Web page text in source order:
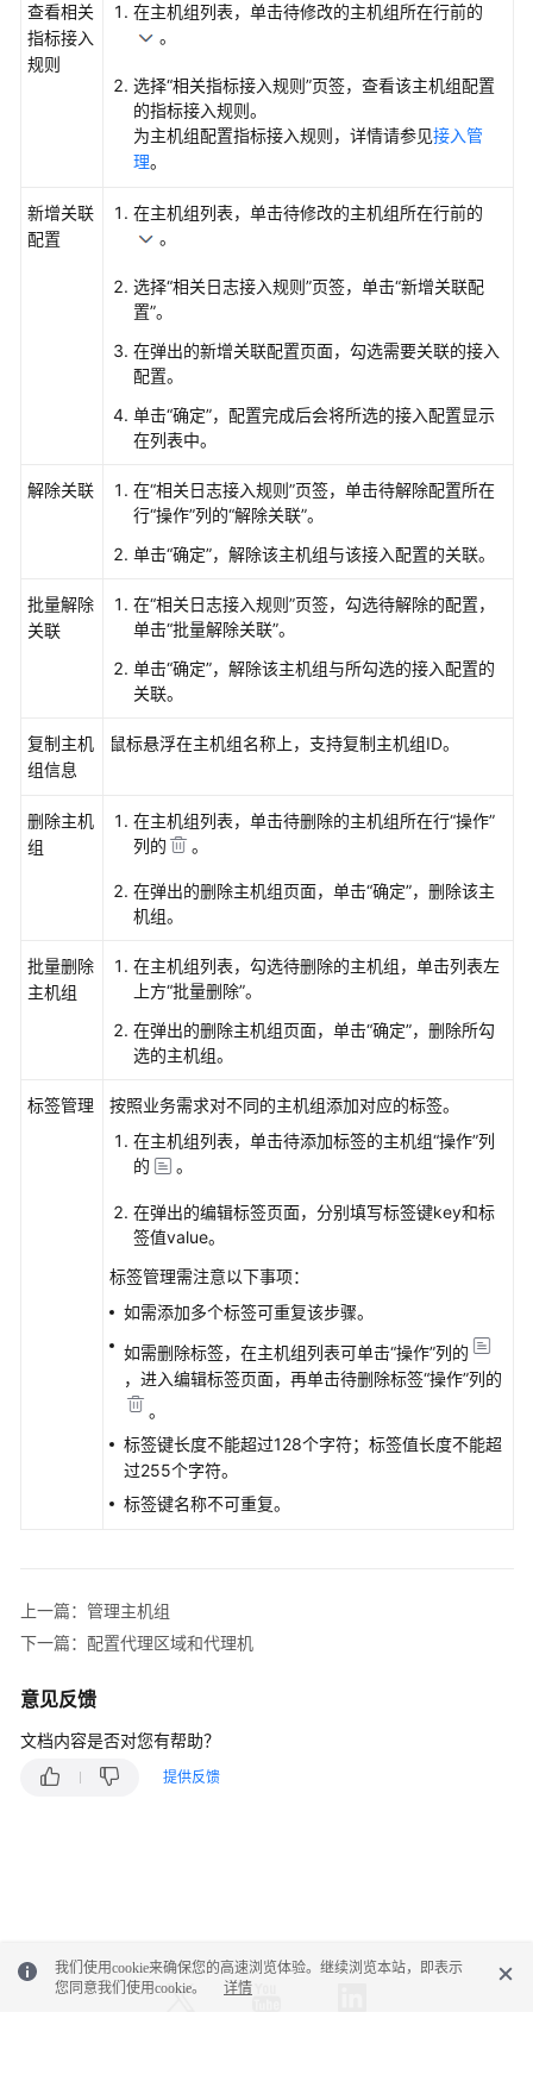
和
ICAgent
件
管
理
主
管
主
机
组
（新
配
置
理
区
和
代
机
查
看
作
日
服
入
源
系
统
入
AOM
自
定
义
入
日
志
查看相关
指标接入
规则
在主机组列表，单击待修改的主机组所在行前的
。
选择“相关指标接入规则”页签，查看该主机组配置
的指标接入规则。
为主机组配置指标接入规则，详情请参见接入管
理。
新增关联
配置
在主机组列表，单击待修改的主机组所在行前的
。
选择“相关日志接入规则”页签，单击“新增关联配
置”。
在弹出的新增关联配置页面，勾选需要关联的接入
配置。
单击“确定”，配置完成后会将所选的接入配置显示
在列表中。
解除关联
在“相关日志接入规则”页签，单击待解除配置所在
行“操作”列的“解除关联”。
单击“确定”，解除该主机组与该接入配置的关联。
批量解除
关联
在“相关日志接入规则”页签，勾选待解除的配置，
单击“批量解除关联”。
单击“确定”，解除该主机组与所勾选的接入配置的
关联。
复制主机
组信息
鼠标悬浮在主机组名称上，支持复制主机组ID。
删除主机
组
在主机组列表，单击待删除的主机组所在行“操作”
列的
。
在弹出的删除主机组页面，单击“确定”，删除该主
机组。
批量删除
主机组
在主机组列表，勾选待删除的主机组，单击列表左
上方“批量删除”。
在弹出的删除主机组页面，单击“确定”，删除所勾
选的主机组。
标签管理
按照业务需求对不同的主机组添加对应的标签。
在主机组列表，单击待添加标签的主机组“操作”列
的
。
在弹出的编辑标签页面，分别填写标签键key和标
签值value。
标签管理需注意以下事项：
如需添加多个标签可重复该步骤。
如需删除标签，在主机组列表可单击“操作”列的
，进入编辑标签页面，再单击待删除标签“操作”列的
。
标签键长度不能超过128个字符；标签值长度不能超
过255个字符。
标签键名称不可重复。
上一篇：管理主机组
下一篇：配置代理区域和代理机
意见反馈
文档内容是否对您有帮助？
提供反馈
我们使用cookie来确保您的高速浏览体验。继续浏览本站，即表示
您同意我们使用cookie。
详情